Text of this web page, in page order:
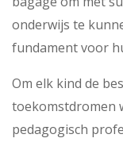
onderwijs te
fundament voor
Om elk kind de
toekomstdromen
pedagogisch